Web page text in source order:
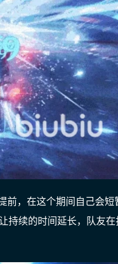
前，在这个期间自己会短
持续的时间延长，队友